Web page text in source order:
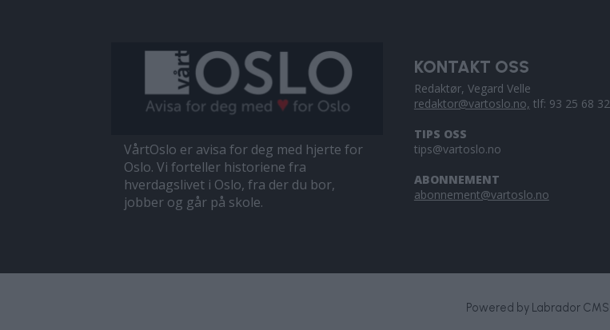
VårtOslo er avisa for deg med hjerte for
Oslo. Vi forteller historiene fra
hverdagslivet i Oslo, fra der du bor,
jobber og går på skole.
KONTAKT OSS
Redaktør, Vegard Velle
redaktor@vartoslo.no, tlf: 93 25 68 32
TIPS OSS
tips@vartoslo.no
ABONNEMENT
abonnement@vartoslo.no
Powered by Labrador CMS